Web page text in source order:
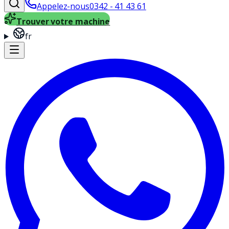
Appelez-nous0342 - 41 43 61
Trouver votre machine
fr